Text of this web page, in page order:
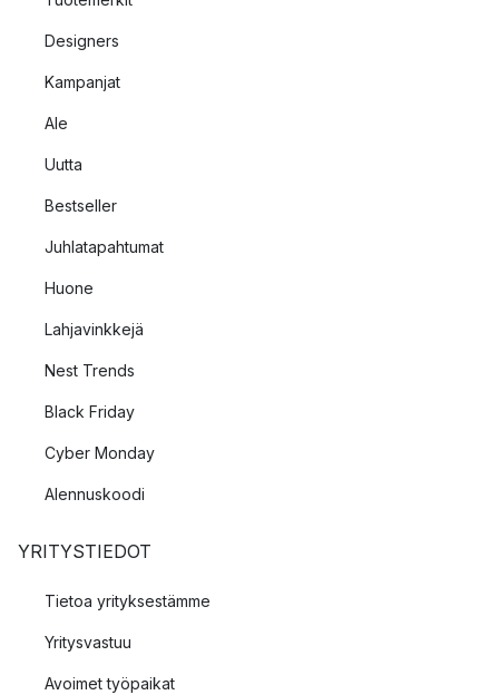
Designers
Kampanjat
Ale
Uutta
Bestseller
Juhlatapahtumat
Huone
Lahjavinkkejä
Nest Trends
Black Friday
Cyber Monday
Alennuskoodi
YRITYSTIEDOT
Tietoa yrityksestämme
Yritysvastuu
Avoimet työpaikat